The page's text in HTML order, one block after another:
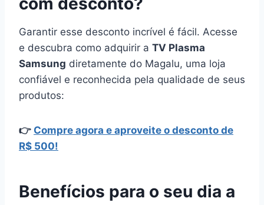
Garantir esse desconto incrível é fácil. Acesse
e descubra como adquirir a TV Plasma
Samsung diretamente do Magalu, uma loja
confiável e reconhecida pela qualidade de seus
produtos:
👉 Compre agora e aproveite o desconto de
R$ 500!
Benefícios para o seu dia a